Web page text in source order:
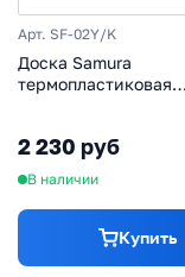
Арт. SF-02Y/K
Доска Samura
термопластиковая
02Y
2 230 руб
В наличии
Купить